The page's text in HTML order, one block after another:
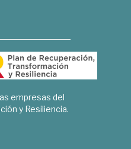
empresas del
y Resiliencia.